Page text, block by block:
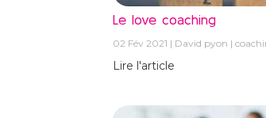
Le love coaching
02 Fév 2021 David pyon
Lire l'article